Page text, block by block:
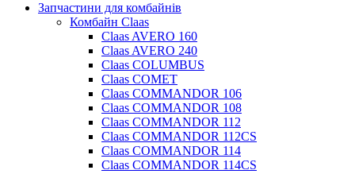
Запчастини для комбайнів
Комбайн Claas
Claas AVERO 160
Claas AVERO 240
Claas COLUMBUS
Claas COMET
Claas COMMANDOR 106
Claas COMMANDOR 108
Claas COMMANDOR 112
Claas COMMANDOR 112CS
Claas COMMANDOR 114
Claas COMMANDOR 114CS